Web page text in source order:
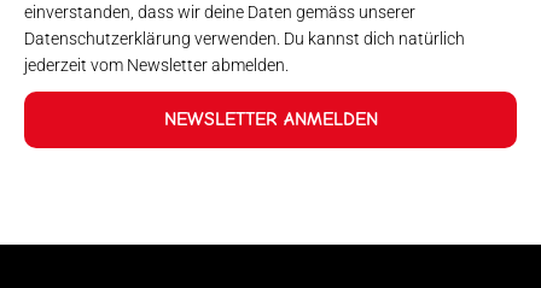
einverstanden, dass wir deine Daten gemäss unserer
Datenschutzerklärung verwenden. Du kannst dich natürlich
jederzeit vom Newsletter abmelden.
NEWSLETTER ANMELDEN